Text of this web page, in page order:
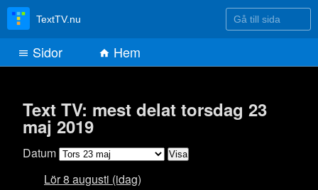
Text TV: mest delat torsdag 23
maj 2019
Datum
Lör 8 augusti (idag)
TextTV.nu Gå till sida
Sidor Hem